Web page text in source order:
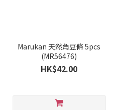
Marukan 天然角豆條 5pcs
(MR56476)
HK$42.00